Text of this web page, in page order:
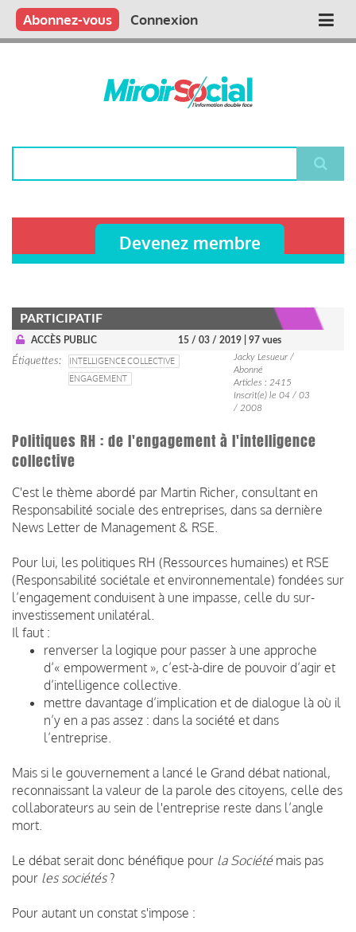
Aller
contenu
Main
Qui sommes nous ?
Vous publiez
Nous publions
Contactez-nous
Abonnez-vous Connexion
Devenez membre
PARTICIPATIF
ACCÈS PUBLIC 15 / 03 / 2019 | 97 vues
Étiquettes
INTELLIGENCE COLLECTIVE
ENGAGEMENT
Jacky Lesueur /
Abonné
Articles : 2415
Inscrit(e) le 04 / 03
/ 2008
Politiques RH : de l'engagement à l'intelligence
collective
C'est le thème abordé par Martin Richer, consultant en
Responsabilité sociale des entreprises, dans sa dernière
News Letter de Management & RSE.
Pour lui, les politiques RH (Ressources humaines) et RSE
(Responsabilité sociétale et environnementale) fondées sur
l’engagement conduisent à une impasse, celle du sur-
investissement unilatéral.
Il faut :
renverser la logique pour passer à une approche
d’« empowerment », c’est-à-dire de pouvoir d’agir et
d’intelligence collective.
mettre davantage d’implication et de dialogue là où il
n’y en a pas assez : dans la société et dans
l’entreprise.
Mais si le gouvernement a lancé le Grand débat national,
reconnaissant la valeur de la parole des citoyens, celle des
collaborateurs au sein de l'entreprise reste dans l’angle
mort.
Le débat serait donc bénéfique pour la Sociétémais pas
pour les sociétés?
Pour autant un constat s'impose :